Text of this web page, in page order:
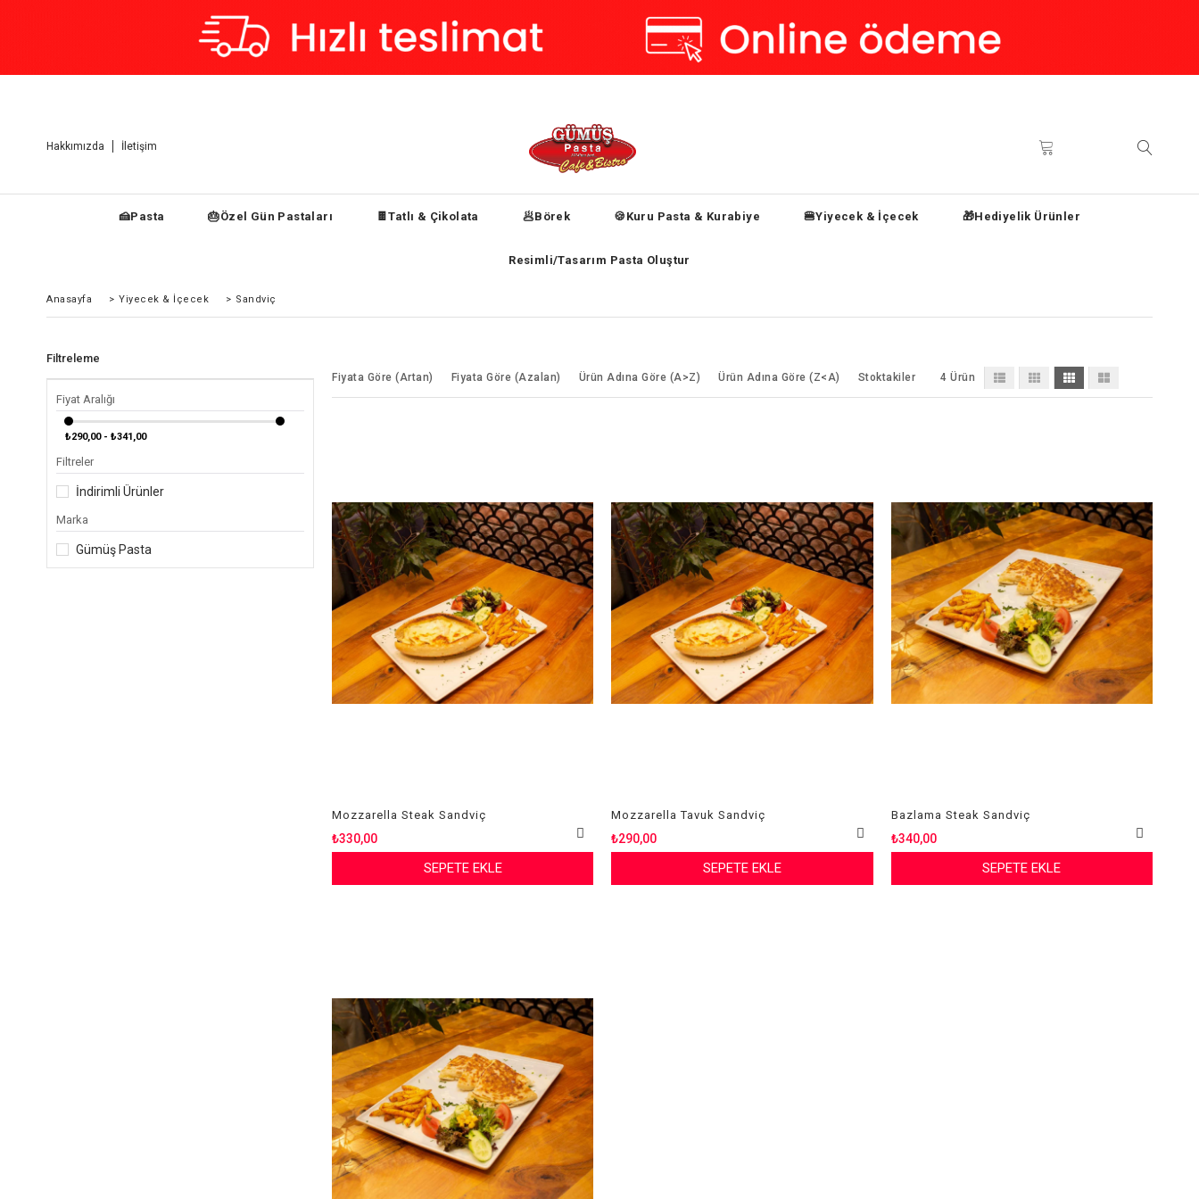
Hakkımızda İletişim
🍰Pasta 🎂Özel Gün Pastaları 🍫Tatlı & Çikolata 🥟Börek 🍪Kuru Pasta & Kurabiye 🍔Yiyecek & İçecek 🎁Hediyelik Ürünler
Resimli/Tasarım Pasta Oluştur
Anasayfa > Yiyecek & İçecek > Sandviç
Filtreleme
Fiyat Aralığı
₺290,00 - ₺341,00
Filtreler
İndirimli Ürünler
Marka
Gümüş Pasta
Fiyata Göre (Artan) Fiyata Göre (Azalan) Ürün Adına Göre (A>Z) Ürün Adına Göre (Z<A) Stoktakiler 4 Ürün
Mozzarella Steak Sandviç
₺330,00
SEPETE EKLE
Mozzarella Tavuk Sandviç
₺290,00
SEPETE EKLE
Bazlama Steak Sandviç
₺340,00
SEPETE EKLE